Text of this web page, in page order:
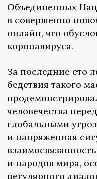
Объединенных
в совершенно
онлайн, что
коронавируса.
За последние сто
бедствия такого
человечества
глобальными
и напряженная
и народов мира,
регулярного